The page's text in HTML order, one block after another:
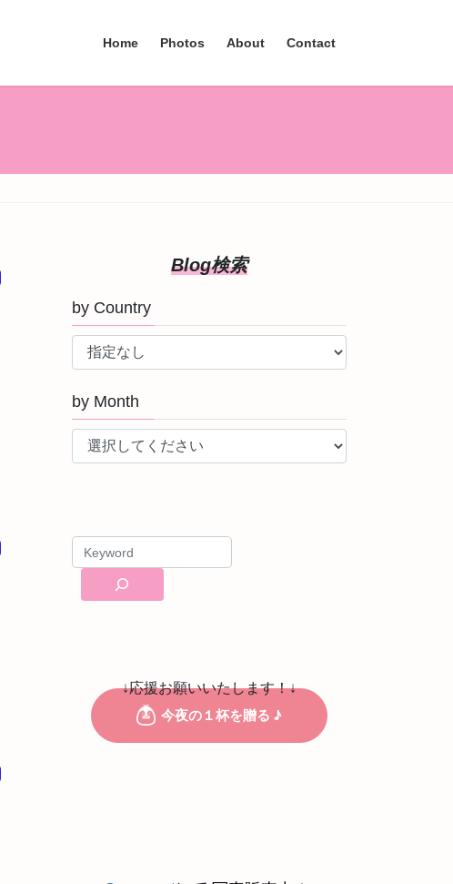
Home Photos About Contact
Blog検索
by Country
by Month
↓応援お願いいたします！↓